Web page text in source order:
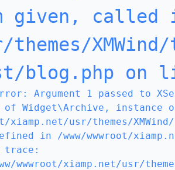
given, called
themes/
blog.php on
Argument 1 passed to
of Widget\Archive, instance
xiamp.net/usr/themes/
in /www/wwwroot/
trace:
wwwroot/xiamp.net/usr/